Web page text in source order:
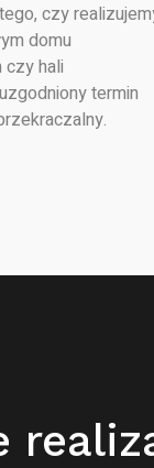
czy
domu
czy hali
termin